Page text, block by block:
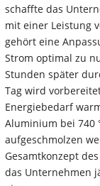
schaffte das
mit einer Leistung
gehört eine
Strom optimal zu
Stunden später
Tag wird
Energiebedarf
Aluminium bei 740
aufgeschmolzen
Gesamtkonzept
das Unternehmen